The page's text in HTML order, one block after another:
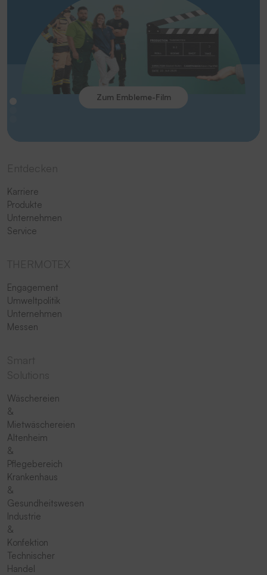
Zum Embleme-Film
Karriere
Produkte
Unternehmen
Service
Engagement
Umweltpolitik
Unternehmen
Messen
Wäschereien
&
Mietwäschereien
Altenheim
&
Pflegebereich
Krankenhaus
&
Gesundheitswesen
Industrie
&
Konfektion
Technischer
Handel